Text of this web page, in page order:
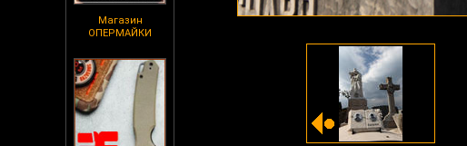
Магазин
ОПЕРМАЙКИ